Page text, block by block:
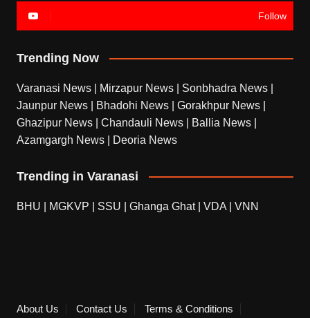
Follow
Trending Now
Varanasi News Mirzapur News Sonbhadra News
Jaunpur News
Bhadohi News Gorakhpur News
Ghazipur News
Chandauli News Ballia News
Azamgargh News
Deoria News
Trending in Varanasi
BHU MGKVP SSU Ghanga Ghat| VDA VNN
About Us Contact Us Terms & Conditions